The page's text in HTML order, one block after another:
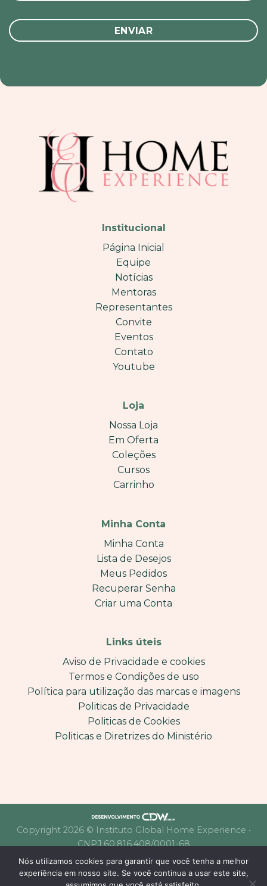
Institucional
Página Inicial
Equipe
Notícias
Mentoras
Representantes
Convite
Eventos
Contato
Youtube
Loja
Nossa Loja
Em Oferta
Coleções
Cursos
Carrinho
Minha Conta
Minha Conta
Lista de Desejos
Meus Pedidos
Recuperar Senha
Criar uma Conta
Links úteis
Aviso de Privacidade e cookies
Termos e Condições de uso
Política para utilização das marcas e imagens
Politicas de Privacidade
Politicas de Cookies
Politicas e Diretrizes do Ministério
Copyright 2026 © Instituto Global Home Experience •
CNPJ 60.816.408/0001-68
Nós utilizamos cookies para garantir que você tenha a melhor
experiência em nosso site. Se você continua a usar este site,